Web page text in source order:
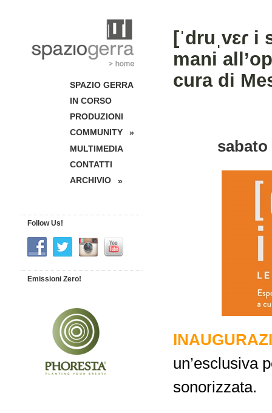
[ˈdruˌvɛɾ
mani
cura di
un’esclusiva
sonorizzata.
SPAZIO GERRA
IN CORSO
PRODUZIONI
COMMUNITY
»
MULTIMEDIA
CONTATTI
ARCHIVIO
»
Follow Us!
Emissioni Zero!